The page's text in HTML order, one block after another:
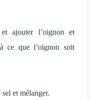
ajouter l’oignon et
ce que l’oignon soit
et mélanger.